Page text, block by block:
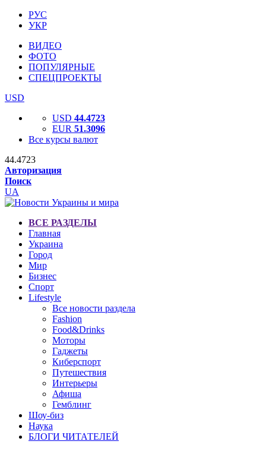
РУС
УКР
ВИДЕО
ФОТО
ПОПУЛЯРНЫЕ
СПЕЦПРОЕКТЫ
USD
USD 44.4723
EUR 51.3096
Все курсы валют
44.4723
Авторизация
Поиск
UA
ВСЕ РАЗДЕЛЫ
Главная
Украина
Город
Мир
Бизнес
Спорт
Lifestyle
Все новости раздела
Fashion
Food&Drinks
Моторы
Гаджеты
Киберспорт
Путешествия
Интерьеры
Афиша
Гемблинг
Шоу-биз
Наука
БЛОГИ ЧИТАТЕЛЕЙ